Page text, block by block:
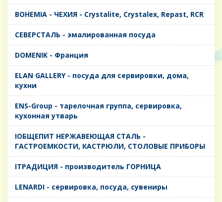
BOHEMIA - ЧЕХИЯ - Crystalite, Crystalex, Repast, RCR
CЕВЕРСТАЛЬ - эмалированная посуда
DOMENIK - Франция
ELAN GALLERY - посуда для сервировки, дома,
кухни
ENS-Group - тарелочная группа, сервировка,
кухонная утварь
IОБЩЕПИТ НЕРЖАВЕЮЩАЯ СТАЛЬ -
ГАСТРОЕМКОСТИ, КАСТРЮЛИ, СТОЛОВЫЕ ПРИБОРЫ
IТРАДИЦИЯ - производитель ГОРНИЦА
LENARDI - сервировка, посуда, сувениры